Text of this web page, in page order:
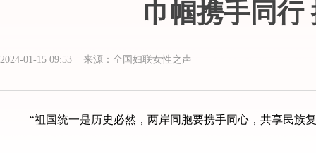
巾帼携手同行
2024-01-15 09:53 来源：全国妇联女性之声
“祖国统一是历史必然，两岸同胞要携手同心，共享民族